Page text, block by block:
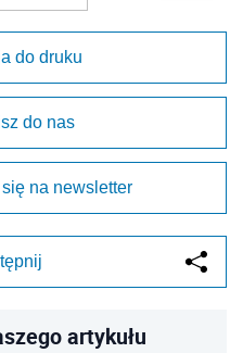
do druku
do nas
na newsletter
artykułu